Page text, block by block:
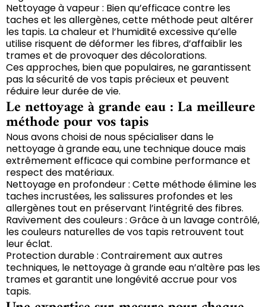
Nettoyage à vapeur : Bien qu’efficace contre les
taches et les allergènes, cette méthode peut altérer
les tapis. La chaleur et l’humidité excessive qu’elle
utilise risquent de déformer les fibres, d’affaiblir les
trames et de provoquer des décolorations.
Ces approches, bien que populaires, ne garantissent
pas la sécurité de vos tapis précieux et peuvent
réduire leur durée de vie.
Le nettoyage à grande eau : La meilleure
méthode pour vos tapis
Nous avons choisi de nous spécialiser dans le
nettoyage à grande eau, une technique douce mais
extrêmement efficace qui combine performance et
respect des matériaux.
Nettoyage en profondeur : Cette méthode élimine les
taches incrustées, les salissures profondes et les
allergènes tout en préservant l’intégrité des fibres.
Ravivement des couleurs : Grâce à un lavage contrôlé,
les couleurs naturelles de vos tapis retrouvent tout
leur éclat.
Protection durable : Contrairement aux autres
techniques, le nettoyage à grande eau n’altère pas les
trames et garantit une longévité accrue pour vos
tapis.